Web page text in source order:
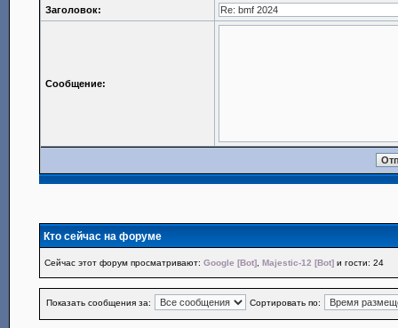
Заголовок:
Сообщение:
Кто сейчас на форуме
Сейчас этот форум просматривают:Google [Bot] ,Majestic-12 [Bot] и гости: 24
Показать сообщения за: Сортировать по: